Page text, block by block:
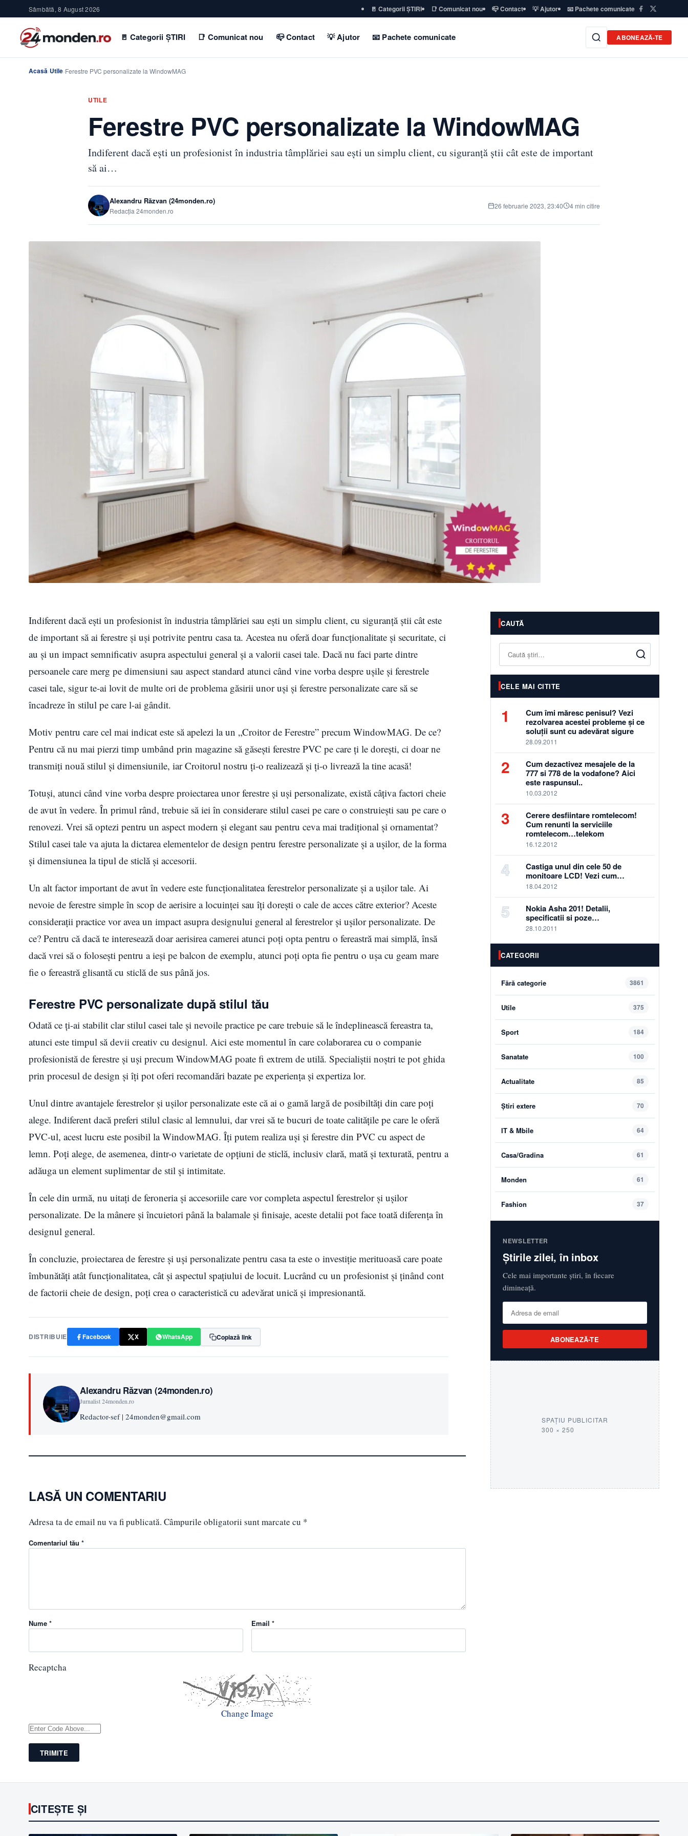
Sâmbătă, 8 August 2026 🚪 Categorii ȘTIRI 📑 Comunicat nou 📪 Contact 💡 Ajutor 📧 Pachete comunicate
🚪 Categorii ȘTIRI 📑 Comunicat nou 📪 Contact 💡 Ajutor 📧 Pachete comunicate ABONEAZĂ-TE
Acasă›Utile›Ferestre PVC personalizate la WindowMAG
UTILE
Ferestre PVC personalizate la WindowMAG
Indiferent dacă eşti un profesionist în industria tâmplăriei sau eşti un simplu client, cu siguranţă ştii cât este de important
să ai…
Alexandru Răzvan (24monden.ro)
Redacția 24monden.ro
26 februarie 2023, 23:40 4 min citire
Indiferent dacă eşti un profesionist în industria tâmplăriei sau eşti un simplu client, cu siguranţă ştii cât este
de important să ai ferestre și uși potrivite pentru casa ta. Acestea nu oferă doar funcționalitate și securitate, ci
au și un impact semnificativ asupra aspectului general și a valorii casei tale. Dacă nu faci parte dintre
persoanele care merg pe dimensiuni sau aspect standard atunci când vine vorba despre uşile şi ferestrele
casei tale, sigur te-ai lovit de multe ori de problema găsirii unor uşi şi ferestre personalizate care să se
încadreze în stilul pe care l-ai gândit.
Motiv pentru care cel mai indicat este să apelezi la un „Croitor de Ferestre” precum WindowMAG. De ce?
Pentru că nu mai pierzi timp umbând prin magazine să găseşti ferestre PVC pe care ţi le doreşti, ci doar ne
transmiţi nouă stilul şi dimensiunile, iar Croitorul nostru ţi-o realizează şi ţi-o livrează la tine acasă!
Totuşi, atunci când vine vorba despre proiectarea unor ferestre și uși personalizate, există câțiva factori cheie
de avut în vedere. În primul rând, trebuie să iei în considerare stilul casei pe care o construieşti sau pe care o
renovezi. Vrei să optezi pentru un aspect modern și elegant sau pentru ceva mai tradițional și ornamentat?
Stilul casei tale va ajuta la dictarea elementelor de design pentru ferestre personalizate și a ușilor, de la forma
și dimensiunea la tipul de sticlă și accesorii.
Un alt factor important de avut în vedere este funcționalitatea ferestrelor personalizate și a ușilor tale. Ai
nevoie de ferestre simple în scop de aerisire a locuinţei sau îţi doreşti o cale de acces către exterior? Aceste
considerații practice vor avea un impact asupra designului general al ferestrelor și ușilor personalizate. De
ce? Pentru că dacă te interesează doar aerisirea camerei atunci poţi opta pentru o fereastră mai simplă, însă
dacă vrei să o foloseşti pentru a ieşi pe balcon de exemplu, atunci poţi opta fie pentru o uşa cu geam mare
fie o fereastră glisantă cu sticlă de sus până jos.
Ferestre PVC personalizate după stilul tău
Odată ce ţi-ai stabilit clar stilul casei tale şi nevoile practice pe care trebuie să le îndeplinească fereastra ta,
atunci este timpul să devii creativ cu designul. Aici este momentul în care colaborarea cu o companie
profesionistă de ferestre și uși precum WindowMAG poate fi extrem de utilă. Specialiştii noştri te pot ghida
prin procesul de design și îţi pot oferi recomandări bazate pe experiența și expertiza lor.
Unul dintre avantajele ferestrelor și ușilor personalizate este că ai o gamă largă de posibiltăţi din care poţi
alege. Indiferent dacă preferi stilul clasic al lemnului, dar vrei să te bucuri de toate calităţile pe care le oferă
PVC-ul, acest lucru este posibil la WindowMAG. Îţi putem realiza uşi şi ferestre din PVC cu aspect de
lemn. Poţi alege, de asemenea, dintr-o varietate de opțiuni de sticlă, inclusiv clară, mată și texturată, pentru a
adăuga un element suplimentar de stil și intimitate.
În cele din urmă, nu uitați de feroneria și accesoriile care vor completa aspectul ferestrelor și ușilor
personalizate. De la mânere și încuietori până la balamale și finisaje, aceste detalii pot face toată diferența în
designul general.
În concluzie, proiectarea de ferestre și uși personalizate pentru casa ta este o investiție merituoasă care poate
îmbunătăți atât funcționalitatea, cât și aspectul spațiului de locuit. Lucrând cu un profesionist și ținând cont
de factorii cheie de design, poţi crea o caracteristică cu adevărat unică și impresionantă.
DISTRIBUIE Facebook X WhatsApp Copiază link
Alexandru Răzvan (24monden.ro)
Jurnalist 24monden.ro
Redactor-sef | 24monden@gmail.com
LASĂ UN COMENTARIU
Adresa ta de email nu va fi publicată. Câmpurile obligatorii sunt marcate cu *
Comentariul tău *
Nume * Email *
Recaptcha
Change Image
TRIMITE
CAUTĂ
Caută
CELE MAI CITITE
1
Cum îmi măresc penisul? Vezi
rezolvarea acestei probleme și ce
soluții sunt cu adevărat sigure
28.09.2011
2
Cum dezactivez mesajele de la
777 si 778 de la vodafone? Aici
este raspunsul..
10.03.2012
3
Cerere desfiintare romtelecom!
Cum renunti la serviciile
romtelecom…telekom
16.12.2012
4
Castiga unul din cele 50 de
monitoare LCD! Vezi cum…
18.04.2012
5
Nokia Asha 201! Detalii,
specificatii si poze…
28.10.2011
CATEGORII
Fără categorie 3861
Utile 375
Sport 184
Sanatate 100
Actualitate 85
Știri extere 70
IT & Mbile 64
Casa/Gradina 61
Monden 61
Fashion 37
NEWSLETTER
Știrile zilei, în inbox
Cele mai importante știri, în fiecare
dimineață.
ABONEAZĂ-TE
SPAȚIU PUBLICITAR
300 × 250
CITEȘTE ȘI